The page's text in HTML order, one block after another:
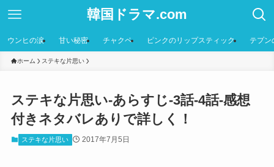
韓国ドラマ.com
ウンヒの涙 甘い秘密 チャクペ ピンクのリップスティック テプン
ホーム ステキな片思い
ステキな片思い-あらすじ-3話-4話-感想
付きネタバレありで詳しく！
ステキな片思い 2017年7月5日